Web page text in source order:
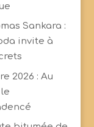
Sankara :
invite à
2026 : Au